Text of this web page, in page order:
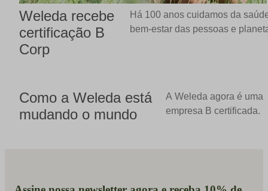
Weleda recebe
certificação B
Corp
Há 100 anos cuidamos da
bem-estar das pessoas e
Como a Weleda está
mudando o mundo
A Weleda agora é uma
empresa B certificada.